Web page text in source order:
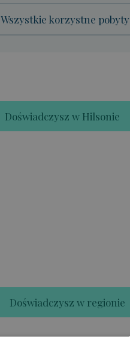
Wszystkie korzystne pobyty
Doświadczysz w Hilsonie
Doświadczysz w regionie